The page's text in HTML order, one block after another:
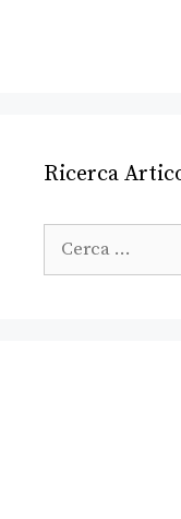
Ricerca